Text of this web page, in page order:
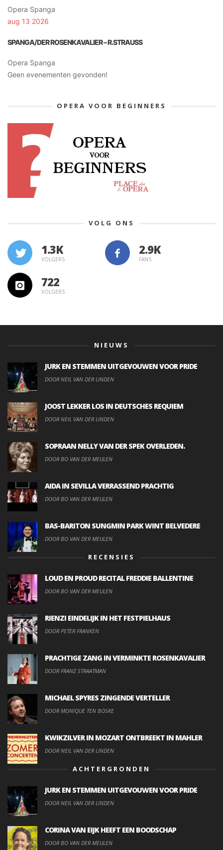
Opera Spanga
aug 13 2026
SPANGA/DER ROSENKAVALIER – R.STRAUSS
Opera Spanga
Geen evenementen gevonden!
OPERA VOOR BEGINNERS
VOLG ONS
1.3K
VOLGERS FANS
722
VOLGERS
NIEUWS
JURK EN STEMMEN UITGEVOUWEN VOOR PRIDE
DOOR NEIL VAN DER LINDEN
JOOST LEKKER LOS IN DEUTSCHES REQUIEM
DOOR NEIL VAN DER LINDEN
SOPRAAN NELLY VAN DER SPEK OVERLEDEN.
DOOR BO VAN DER MEULEN
AIDA IN SEVILLA VERRASSEND PRACHTIG
DOOR BO VAN DER MEULEN
BAS-BARITON SUNGMIN PARK WINT BELVEDERE
DOOR BO VAN DER MEULEN
RECENSIES
LOUD EN PROUD RECITAL FREDDIE BALLENTINE
DOOR BO VAN DER MEULEN
RIENZI EINDELIJK IN HET FESTPIELHAUS
DOOR PETER FRANKEN
PRACHTIGE ZANG IN VERMINKTE ROSENKAVALIER
DOOR FRANZ STRAATMAN
MICHAEL SPYRES ZINGENDE VERTELLER
DOOR MONIQUE TEN BOSKE
KWIKZILVER IN MOZART ONTBREEKT IN MAHLER
DOOR NEIL VAN DER LINDEN
ACHTERGRONDEN
JURK EN STEMMEN UITGEVOUWEN VOOR PRIDE
DOOR NEIL VAN DER LINDEN
CORINA VAN EIJK HEEFT EEN BOODSCHAP
DOOR BO VAN DER MEULEN